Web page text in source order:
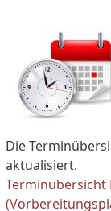
Die
aktualisiert.